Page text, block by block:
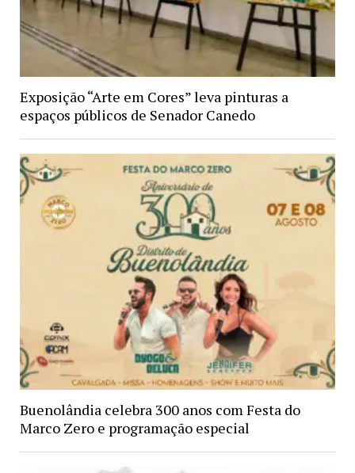
Exposição “Arte em Cores” leva pinturas a
espaços públicos de Senador Canedo
Buenolândia celebra 300 anos com Festa do
Marco Zero e programação especial